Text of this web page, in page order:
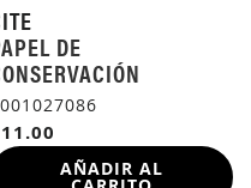
DE
AÑADIR AL